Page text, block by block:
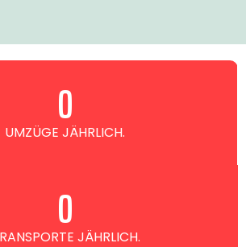
UMZÜGE JÄHRLICH.
0
JÄHRLICH.
0